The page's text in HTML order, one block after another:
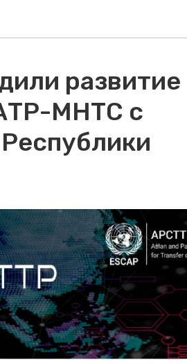
развитие
МНТС с